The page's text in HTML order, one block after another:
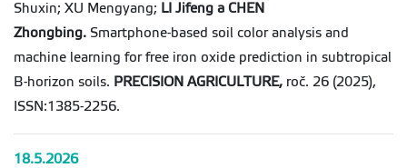
Shuxin; XU Mengyang; LI Jifeng a CHEN
Zhongbing. Smartphone-based soil color analysis and
machine learning for free iron oxide prediction in subtropical
B-horizon soils. PRECISION AGRICULTURE, roč. 26 (2025),
ISSN:1385-2256.
18.5.2026